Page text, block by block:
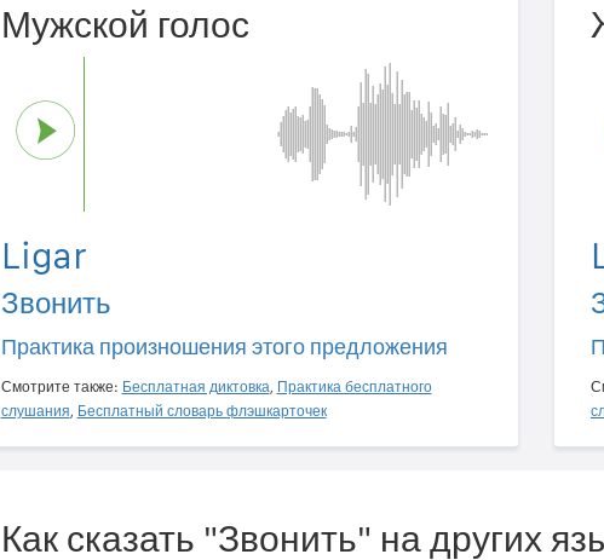
Мужской голос
Ligar
Звонить
Практика произношения этого предложения
Смотрите также: Бесплатная диктовка, Практика бесплатного
слушания, Бесплатный словарь флэшкарточек
Как сказать "Звонить" на других